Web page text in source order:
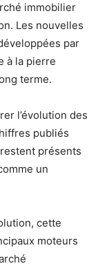
immobilier
Les nouvelles
par
à la pierre
terme.
l’évolution des
publiés
présents
un
cette
moteurs